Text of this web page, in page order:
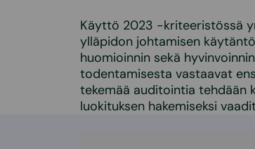
Käyttö 2023 -kriteeristössä
ylläpidon johtamisen
huomioinnin sekä
todentamisesta vastaavat
tekemää auditointia tehdään
luokituksen hakemiseksi